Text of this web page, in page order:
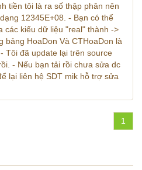
tiền tôi là ra số thập phân nên
12345E+08. - Bạn có thể
các kiểu dữ liệu "real" thành ->
bảng HoaDon Và CTHoaDon là
Tôi đã update lại trên source
- Nếu bạn tải rồi chưa sửa dc
lại liên hệ SDT mik hỗ trợ sửa
1